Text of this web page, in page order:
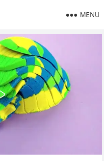
MENU